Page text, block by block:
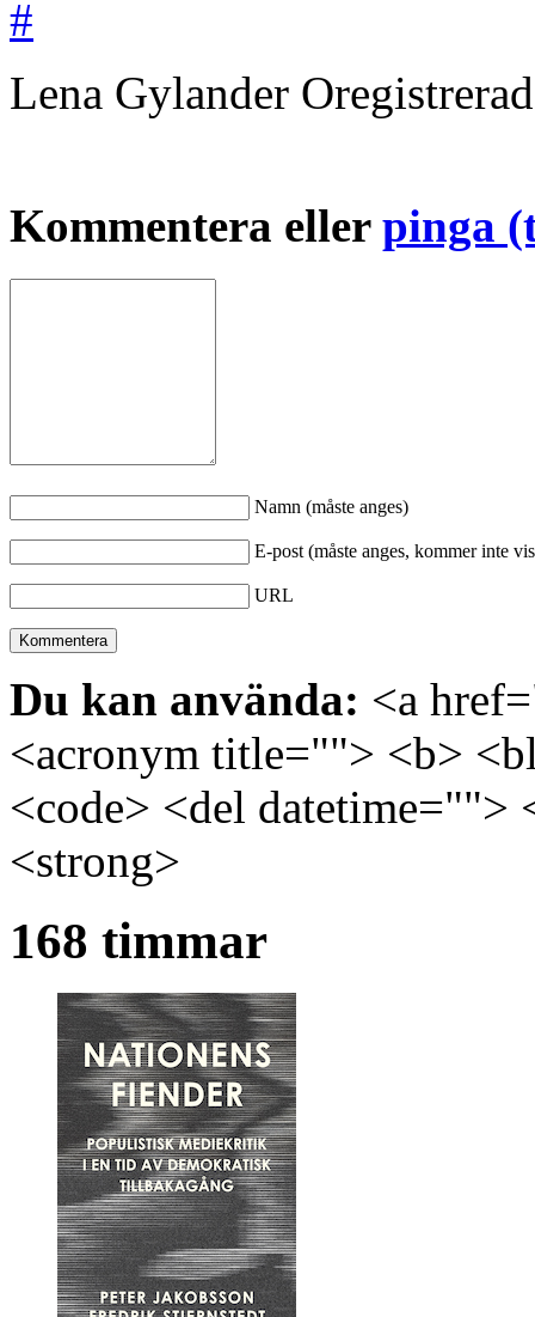
#
Lena Gylander
Kommentera eller pinga
Namn (måste anges)
E-post (måste anges, kommer inte
URL
Du kan använda: <a
<acronym title=""> <b>
<code> <del
<strong>
168 timmar